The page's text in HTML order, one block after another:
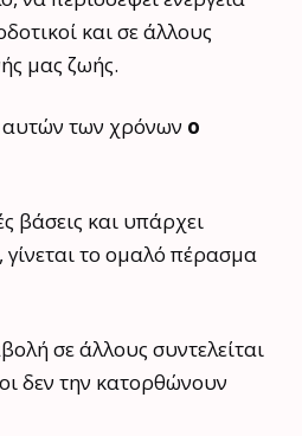
και σε άλλους
μας ζωής.
αυτών των χρόνων ο
βάσεις και υπάρχει
το ομαλό πέρασμα
σε άλλους συντελείται
δεν την κατορθώνουν